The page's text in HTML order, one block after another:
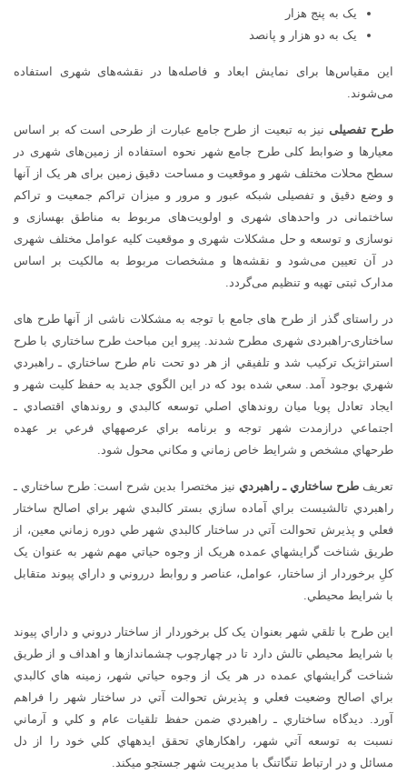
یک به پنج هزار
یک به دو هزار و پانصد
این مقیاس‌ها برای نمایش ابعاد و فاصله‌ها در نقشه‌های شهری استفاده
می‌شوند.
طرح تفصیلی نیز به تبعیت از طرح جامع عبارت از طرحی است که بر اساس
معیارها و ضوابط کلی طرح جامع شهر نحوه استفاده از زمین‌های شهری در
سطح محلات مختلف شهر و موقعیت و مساحت دقیق زمین برای هر یک از آنها
و وضع دقیق و تفصیلی شبکه عبور و مرور و میزان تراکم جمعیت و تراکم
ساختمانی در واحدهای شهری و اولویت‌های مربوط به مناطق بهسازی و
نوسازی و توسعه و حل مشکلات شهری و موقعیت کلیه عوامل مختلف شهری
در آن تعیین می‌شود و نقشه‌ها و مشخصات مربوط به مالکیت بر اساس
مدارک ثبتی تهیه و تنظیم می‌گردد.
در راستای گذر از طرح های جامع با توجه به مشکلات ناشی از آنها طرح های
ساختاری-راهبردی شهری مطرح شدند. پيرو اين مباحث طرح ساختاري با طرح
استراتژيک ترکيب شد و تلفيقي از هر دو تحت نام طرح ساختاري ـ راهبردي
شهري بوجود آمد. سعي شده بود که در اين الگوي جديد به حفظ کليت شهر و
ايجاد تعادل پويا ميان روندهاي اصلي توسعه کالبدي و روندهاي اقتصادي ـ
اجتماعي درازمدت شهر توجه و برنامه براي عرصههاي فرعي بر عهده
طرحهاي مشخص و شرايط خاص زماني و مکاني محول شود.
تعريفطرح ساختاري ـ راهبردي نيز مختصرا بدين شرح است: طرح ساختاري ـ
راهبردي تالشيست براي آماده سازي بستر کالبدي شهر براي اصالح ساختار
فعلي و پذيرش تحوالت آتي در ساختار کالبدي شهر طي دوره زماني معين، از
طريق شناخت گرايشهاي عمده هريک از وجوه حياتي مهم شهر به عنوان يک
کلِ برخوردار از ساختار، عوامل، عناصر و روابط درروني و داراي پيوند متقابل
با شرايط محيطي.
اين طرح با تلقي شهر بعنوان يک کل برخوردار از ساختار دروني و داراي پيوند
با شرايط محيطي تالش دارد تا در چهارچوب چشماندازها و اهداف و از طريق
شناخت گرايشهاي عمده در هر يک از وجوه حياتي شهر، زمينه هاي کالبدي
براي اصالح وضعيت فعلي و پذيرش تحوالت آتي در ساختار شهر را فراهم
آورد. ديدگاه ساختاري ـ راهبردي ضمن حفظ تلقيات عام و کلي و آرماني
نسبت به توسعه آتي شهر، راهکارهاي تحقق ايدههاي کلي خود را از دل
مسائل و در ارتباط تنگاتنگ با مديريت شهر جستجو ميکند.